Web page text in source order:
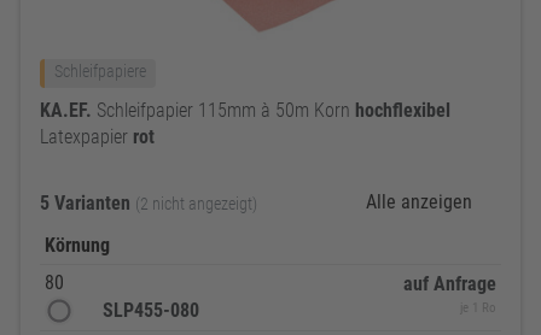
Schleifpapiere
KA.EF. Schleifpapier 115mm à 50m Korn hochflexibel
Latexpapier rot
5 Varianten (2 nicht angezeigt)
Alle anzeigen
Körnung
80
SLP455-080
auf Anfrage
je 1 Ro